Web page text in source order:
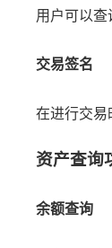
用户可以查
交易签名
在进行交易
资产查询
余额查询